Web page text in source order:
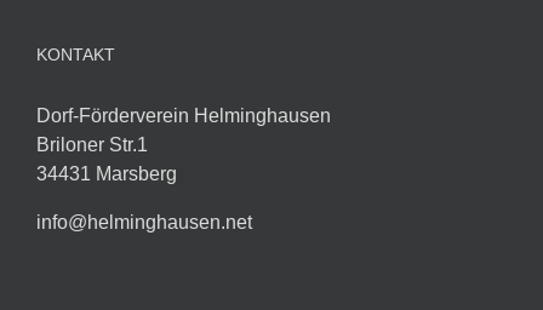
KONTAKT
Dorf-Förderverein Helminghausen
Briloner Str.1
34431 Marsberg
info@helminghausen.net